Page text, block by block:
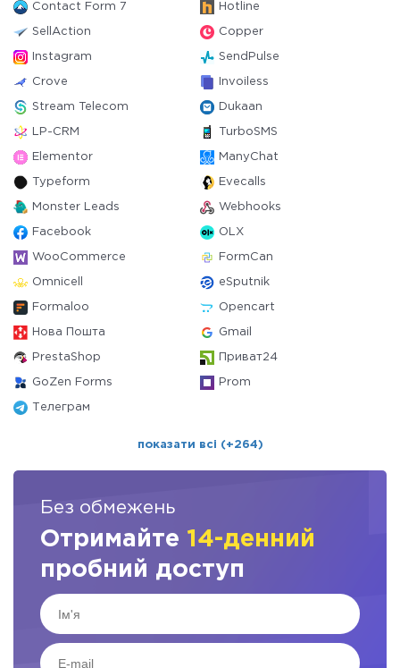
Contact Form 7 Hotline
SellAction Copper
Instagram SendPulse
Crove Invoiless
Stream Telecom Dukaan
LP-CRM TurboSMS
Elementor ManyChat
Typeform Evecalls
Monster Leads Webhooks
Facebook OLX
WooCommerce FormCan
Omnicell eSputnik
Formaloo Opencart
Нова Пошта Gmail
PrestaShop Приват24
GoZen Forms Prom
Телеграм
показати всі (+264)
Без обмежень
Отримайте 14-денний
пробний доступ